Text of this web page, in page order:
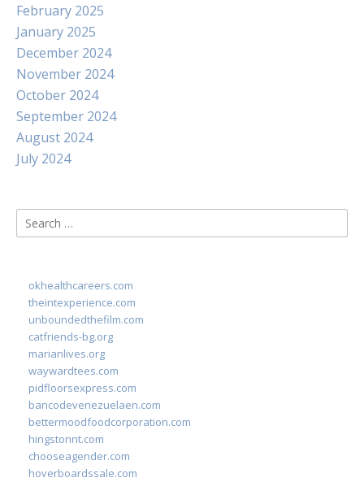
February 2025
January 2025
December 2024
November 2024
October 2024
September 2024
August 2024
July 2024
Search
for:
okhealthcareers.com
theintexperience.com
unboundedthefilm.com
catfriends-bg.org
marianlives.org
waywardtees.com
pidfloorsexpress.com
bancodevenezuelaen.com
bettermoodfoodcorporation.com
hingstonnt.com
chooseagender.com
hoverboardssale.com